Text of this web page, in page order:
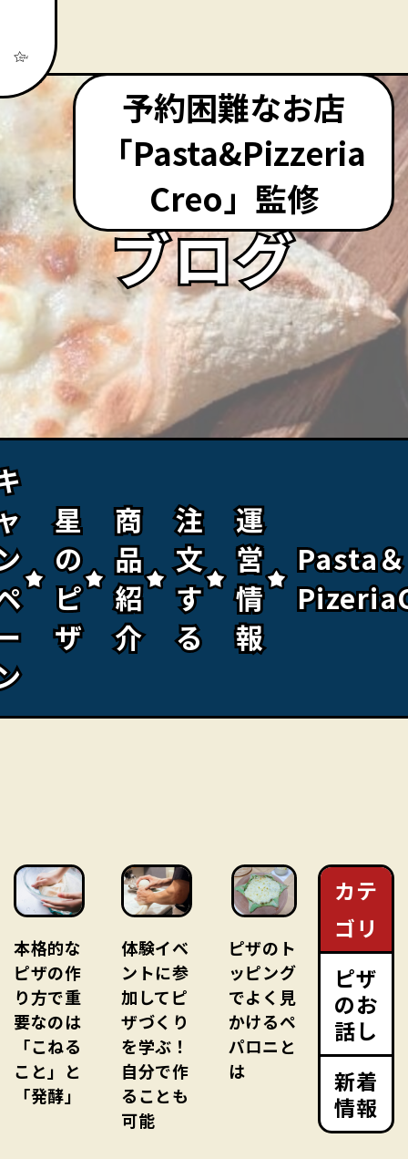
予約困難なお店
「Pasta&Pizzeria
Creo」監修
ブログ
ブログ
星
の
ピ
ザ
星
の
ピ
ザ
商
品
紹
介
商
品
紹
介
注
文
す
る
注
文
す
る
運
営
情
報
運
営
情
報
Pasta＆
Pasta＆
本格的な
ピザの作
り方で重
要なのは
「こねる
こと」と
「発酵」
体験イベ
ントに参
加してピ
ザづくり
を学ぶ！
自分で作
ることも
可能
ピザのト
ッピング
でよく見
かけるペ
パロニと
は
カテ
ゴリ
ピザ
のお
話し
新着
情報